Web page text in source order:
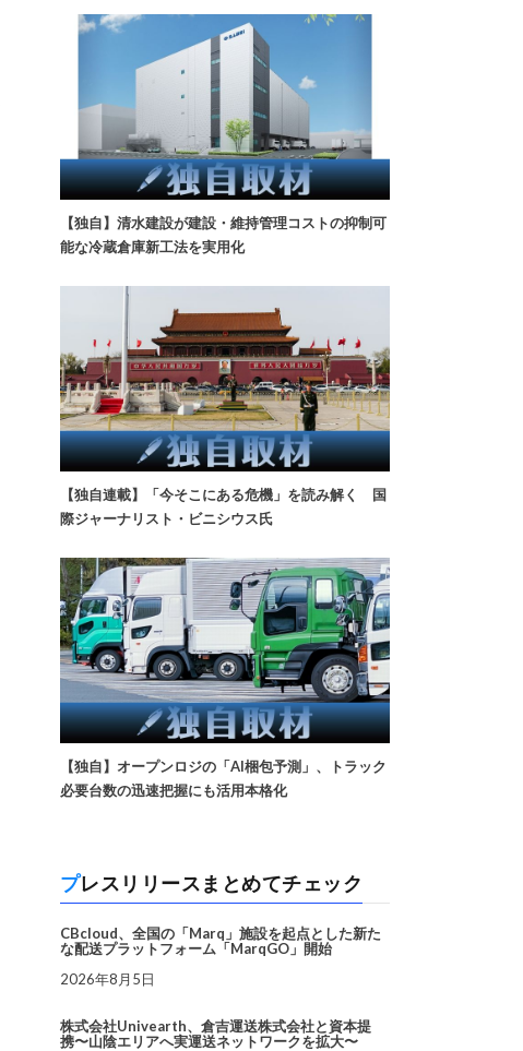
【独自】清水建設が建設・維持管理コストの抑制可
能な冷蔵倉庫新工法を実用化
【独自連載】「今そこにある危機」を読み解く 国
際ジャーナリスト・ビニシウス氏
【独自】オープンロジの「AI梱包予測」、トラック
必要台数の迅速把握にも活用本格化
プレスリリースまとめてチェック
CBcloud、全国の「Marq」施設を起点とした新た
な配送プラットフォーム「MarqGO」開始
2026年8月5日
株式会社Univearth、倉吉運送株式会社と資本提
携〜山陰エリアへ実運送ネットワークを拡大〜